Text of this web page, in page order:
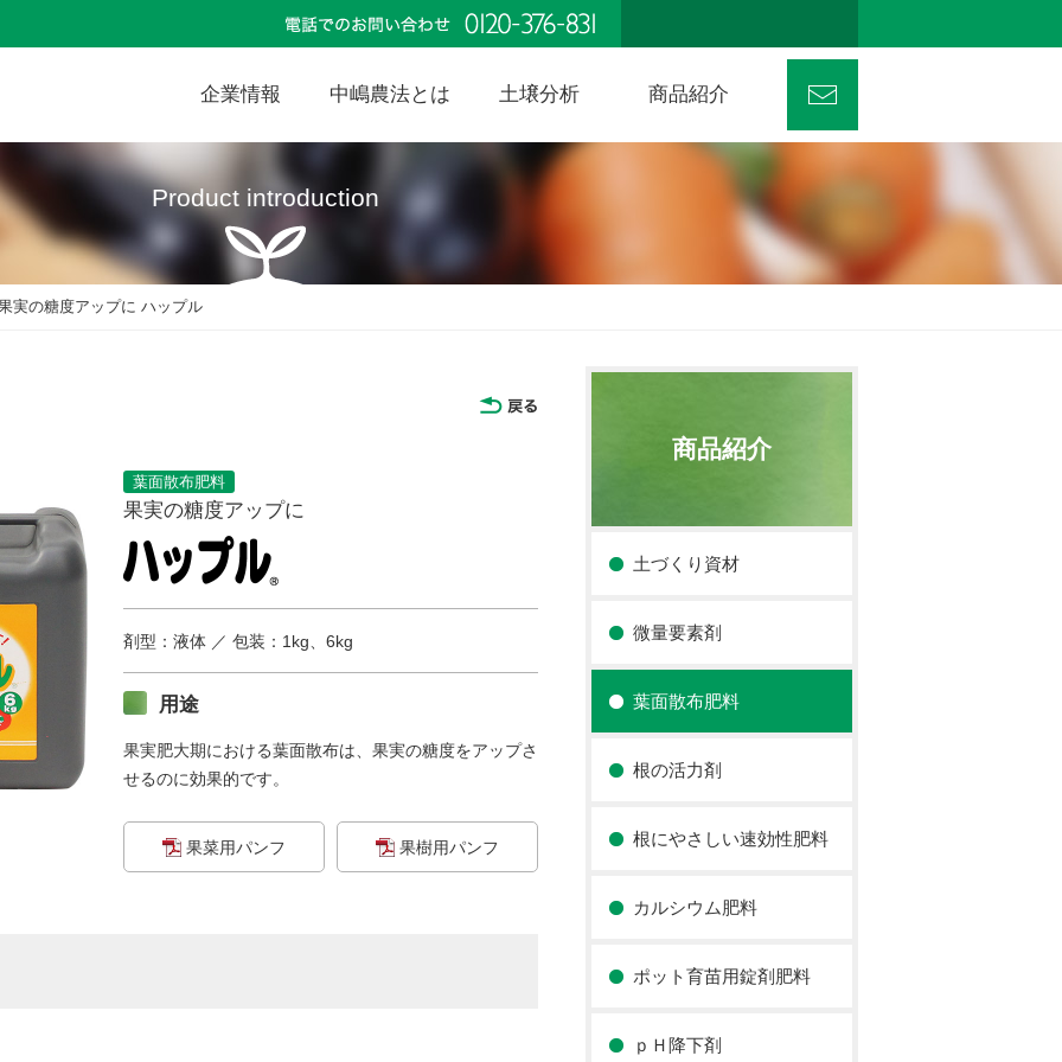
企業情報 中嶋農法とは 土壌分析 商品紹介
実の糖度アップに ハップル
果実の糖度アップに
葉面散布肥料
剤型：液体 ／ 包装：1kg、6kg
用途
果実肥大期における葉面散布は、果実の糖度をアップさ
せるのに効果的です。
果菜用パンフ 果樹用パンフ
商品紹介
土づくり資材
微量要素剤
葉面散布肥料
根の活力剤
根にやさしい速効性肥料
カルシウム肥料
ポット育苗用錠剤肥料
ｐＨ降下剤